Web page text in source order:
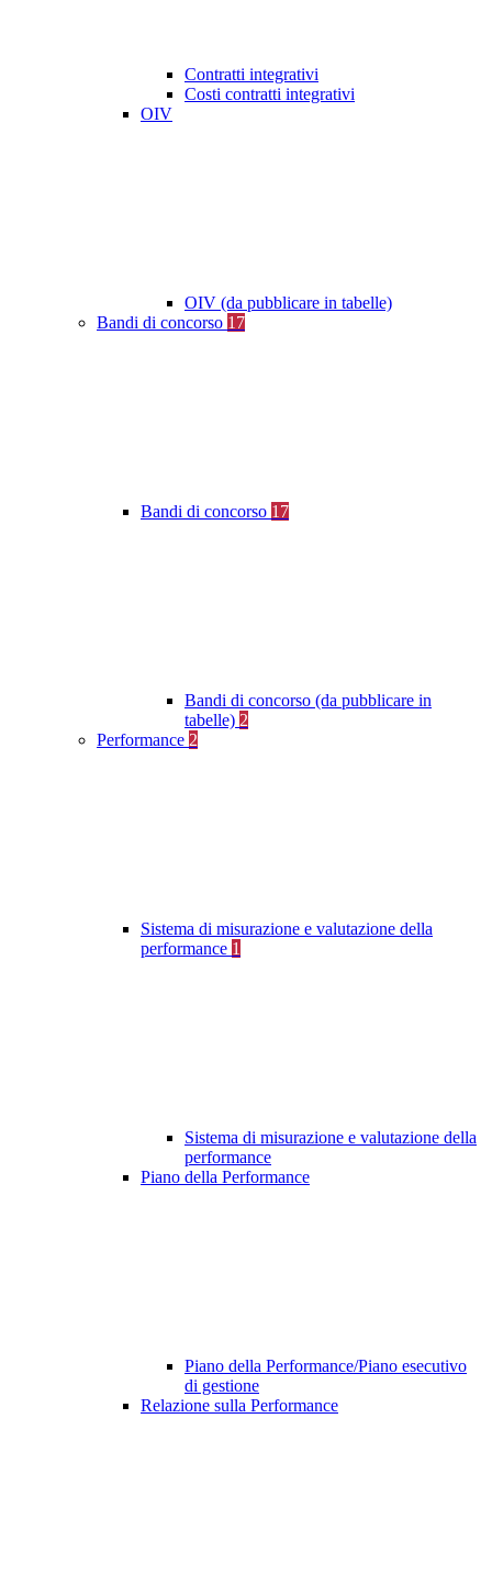
Contratti integrativi
Costi contratti integrativi
OIV
OIV (da pubblicare in tabelle)
Bandi di concorso 17
Bandi di concorso 17
Bandi di concorso (da pubblicare in
tabelle) 2
Performance 2
Sistema di misurazione e valutazione della
performance 1
Sistema di misurazione e valutazione della
performance
Piano della Performance
Piano della Performance/Piano esecutivo
di gestione
Relazione sulla Performance